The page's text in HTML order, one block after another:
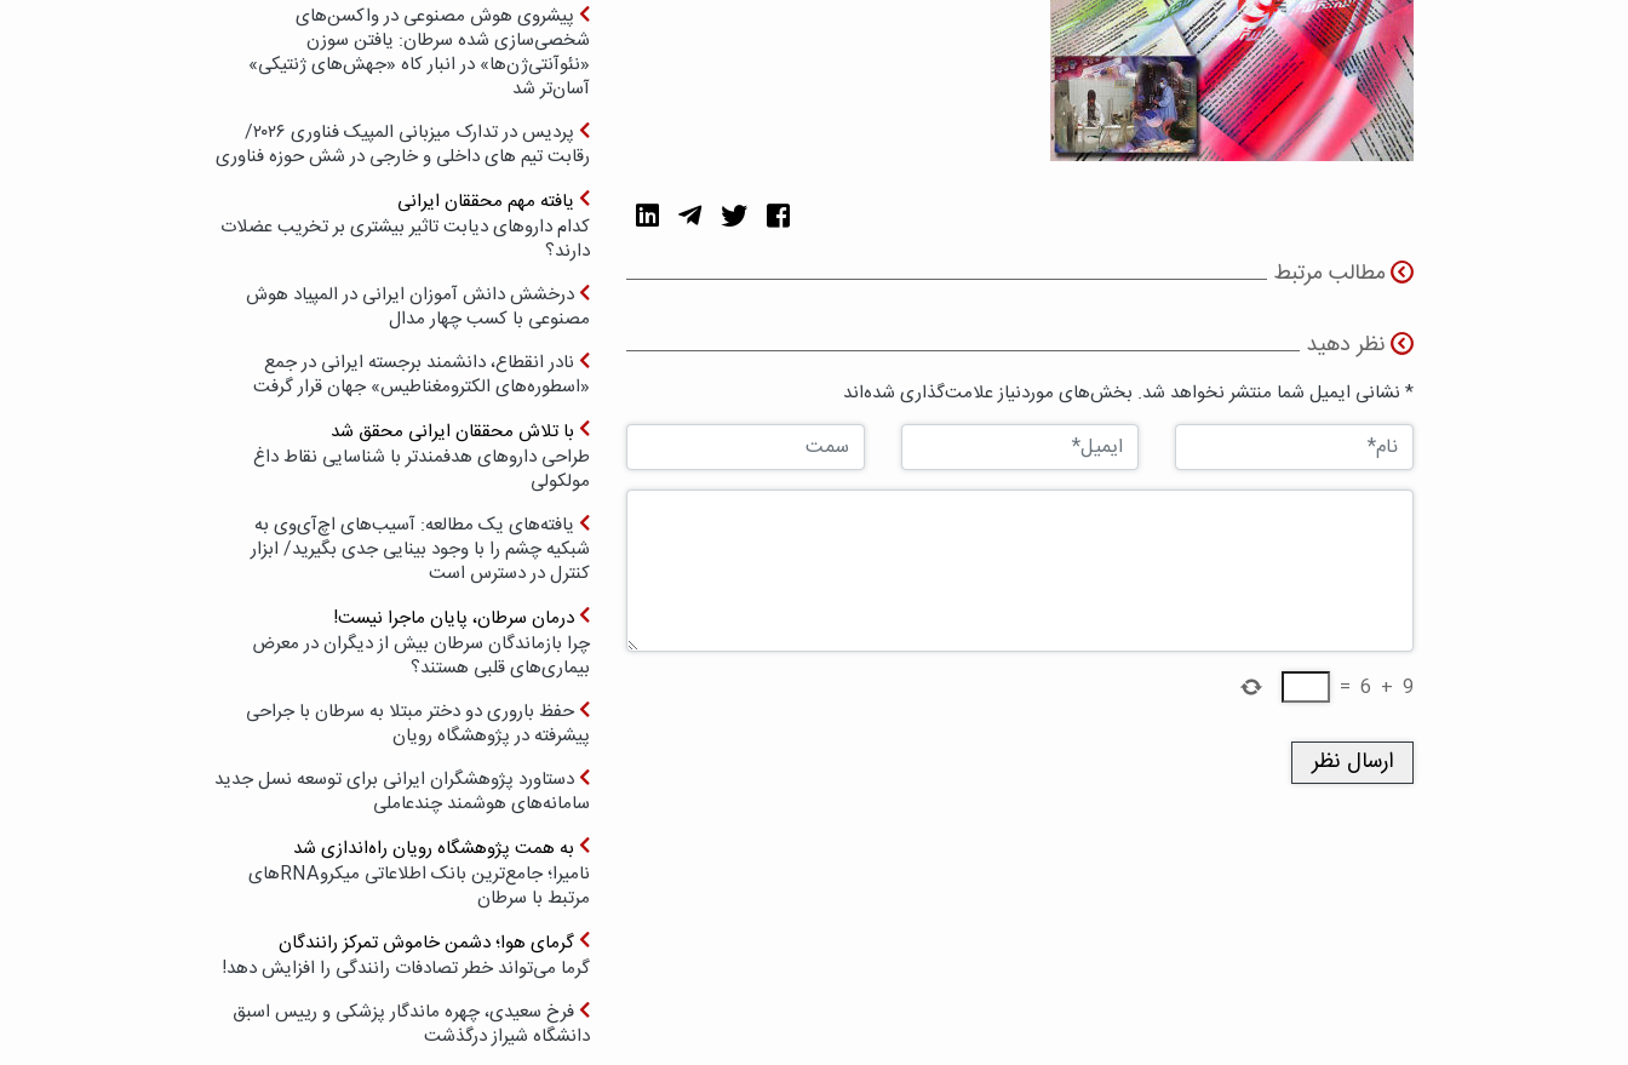
مطالب مرتبط
نظر دهید
* نشانی ایمیل شما منتشر نخواهد شد. بخش‌های موردنیاز علامت‌گذاری شده‌اند
9
+
6
=
پیشروی هوش مصنوعی در واکسن‌های
شخصی‌سازی شده سرطان: یافتن سوزن
«نئوآنتی‌ژن‌ها» در انبار کاه «جهش‌های ژنتیکی»
آسان‌تر شد
پردیس در تدارک میزبانی المپیک فناوری ۲۰۲۶/
رقابت تیم های داخلی و خارجی در شش حوزه فناوری
یافته مهم محققان ایرانی
کدام داروهای دیابت تاثیر بیشتری بر تخریب عضلات
دارند؟
درخشش دانش آموزان ایرانی در المپیاد هوش
مصنوعی با کسب چهار مدال
نادر انقطاع، دانشمند برجسته ایرانی در جمع
«اسطوره‌های الکترومغناطیس» جهان قرار گرفت
با تلاش محققان ایرانی محقق شد
طراحی داروهای هدفمندتر با شناسایی نقاط داغ
مولکولی
یافته‌های یک مطالعه: آسیب‌های اچ‌آی‌وی به
شبکیه چشم را با وجود بینایی جدی بگیرید/ ابزار
کنترل در دسترس است
درمان سرطان، پایان ماجرا نیست!
چرا بازماندگان سرطان بیش از دیگران در معرض
بیماری‌های قلبی هستند؟
حفظ باروری دو دختر مبتلا به سرطان با جراحی
پیشرفته در پژوهشگاه رویان
دستاورد پژوهشگران ایرانی برای توسعه نسل جدید
سامانه‌های هوشمند چندعاملی
به همت پژوهشگاه رویان راه‌اندازی شد
نامیرا؛ جامع‌ترین بانک اطلاعاتی میکروRNAهای
مرتبط با سرطان
گرمای هوا؛ دشمن خاموش تمرکز رانندگان
گرما می‌تواند خطر تصادفات رانندگی را افزایش دهد!
فرخ سعیدی، چهره ماندگار پزشکی و رییس اسبق
دانشگاه شیراز درگذشت